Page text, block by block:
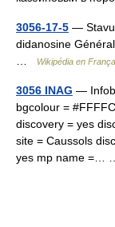
3056-17-5 —
didanosine
Wikipédia en
3056 INAG —
bgcolour =
discovery = yes
site = Caussols
yes mp name =…